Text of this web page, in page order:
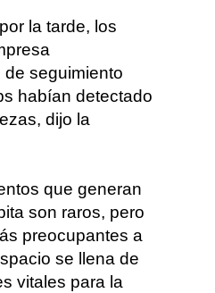
la tarde, los
seguimiento
habían detectado
dijo la
que generan
son raros, pero
preocupantes a
se llena de
vitales para la